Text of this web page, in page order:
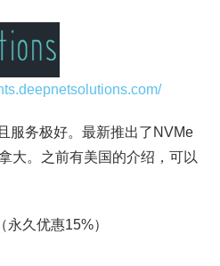
服务极好。最新推出了NVMe
大。之前有美国的介绍，可以
久优惠15%）